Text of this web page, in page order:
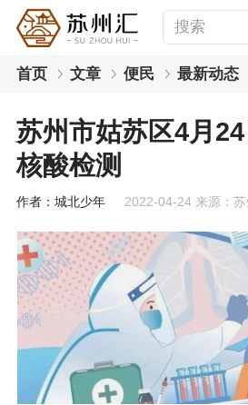
首页 文章 便民 最新动态
苏州市姑苏区4月
核酸检测
作者：城北少年 2022-04-24 来源：苏